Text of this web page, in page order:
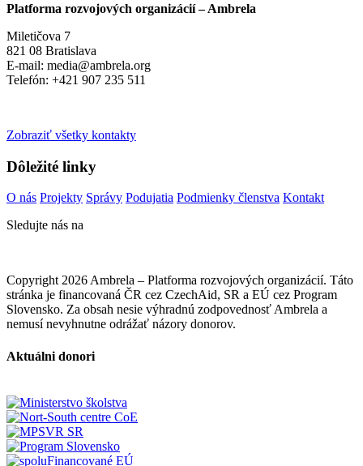
Platforma rozvojových organizácií – Ambrela
Miletičova 7
821 08 Bratislava
E-mail: media@ambrela.org
Telefón: +421 907 235 511
Zobraziť všetky kontakty
Dôležité linky
O nás Projekty Správy Podujatia Podmienky členstva Kontakt
Sledujte nás na
Copyright 2026 Ambrela – Platforma rozvojových organizácií. Táto
stránka je financovaná ČR cez CzechAid, SR a EÚ cez Program
Slovensko. Za obsah nesie výhradnú zodpovednosť Ambrela a
nemusí nevyhnutne odrážať názory donorov.
Aktuálni donori